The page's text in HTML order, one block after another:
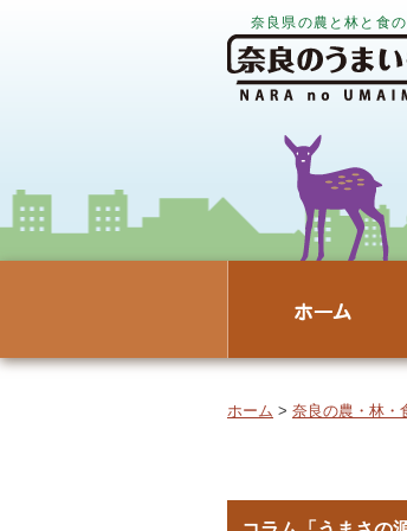
奈良県の農と林と食
ホーム > 奈良の農・林・